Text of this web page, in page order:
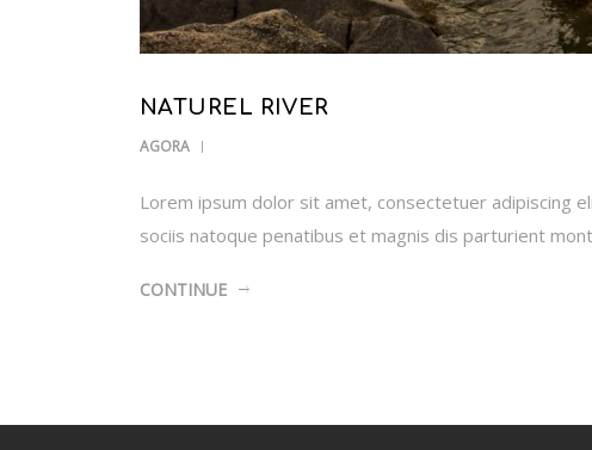
NATUREL RIVER
AGORA
Lorem ipsum dolor sit amet, consectetuer adipiscing
sociis natoque penatibus et magnis dis parturient
CONTINUE